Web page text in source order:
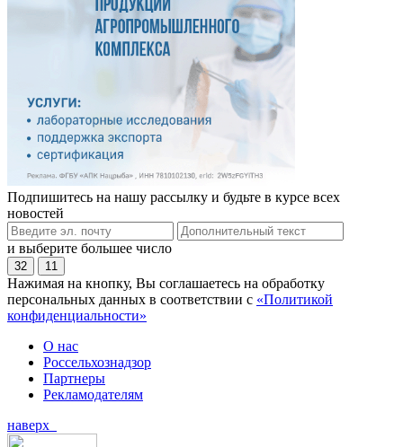
Подпишитесь на нашу рассылку и будьте в курсе всех
новостей
и выберите большее число
32 11
Нажимая на кнопку, Вы соглашаетесь на обработку
персональных данных в соответствии с «Политикой
конфиденциальности»
О нас
Россельхознадзор
Партнеры
Рекламодателям
наверх